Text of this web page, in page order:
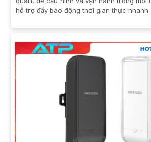
hỗ trợ đẩy báo động thời gian thực nhanh